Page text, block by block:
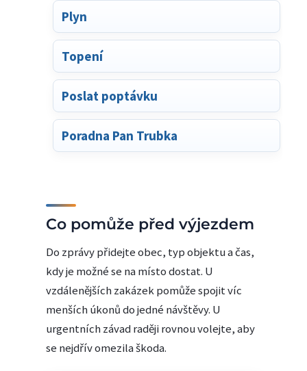
Plyn
Topení
Poslat poptávku
Poradna Pan Trubka
Co pomůže před výjezdem
Do zprávy přidejte obec, typ objektu a čas,
kdy je možné se na místo dostat. U
vzdálenějších zakázek pomůže spojit víc
menších úkonů do jedné návštěvy. U
urgentních závad raději rovnou volejte, aby
se nejdřív omezila škoda.